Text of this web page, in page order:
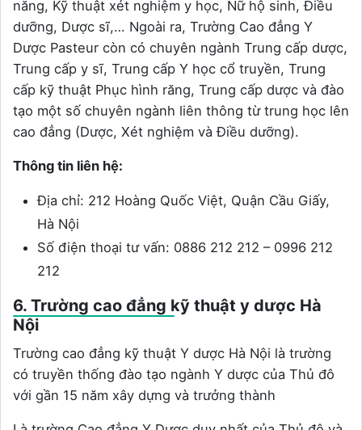
năng, Kỹ thuật xét nghiệm y học, Nữ hộ sinh, Điều
dưỡng, Dược sĩ,… Ngoài ra, Trường Cao đẳng Y
Dược Pasteur còn có chuyên ngành Trung cấp dược,
Trung cấp y sĩ, Trung cấp Y học cổ truyền, Trung
cấp kỹ thuật Phục hình răng, Trung cấp dược và đào
tạo một số chuyên ngành liên thông từ trung học lên
cao đẳng (Dược, Xét nghiệm và Điều dưỡng).
Thông tin liên hệ:
Địa chỉ: 212 Hoàng Quốc Việt, Quận Cầu Giấy,
Hà Nội
Số điện thoại tư vấn: 0886 212 212 – 0996 212
212
6. Trường cao đẳng kỹ thuật y dược Hà
Nội
Trường cao đẳng kỹ thuật Y dược Hà Nội là trường
có truyền thống đào tạo ngành Y dược của Thủ đô
với gần 15 năm xây dựng và trưởng thành